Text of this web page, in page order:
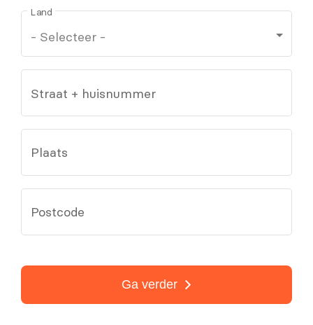
Land
Straat + huisnummer
Plaats
Postcode
Ga verder